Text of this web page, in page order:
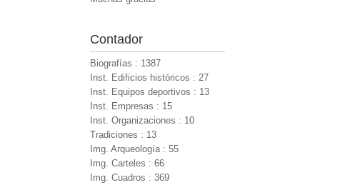
Contador
Biografías : 1387
Inst. Edificios históricos : 27
Inst. Equipos deportivos : 13
Inst. Empresas : 15
Inst. Organizaciones : 10
Tradiciones : 13
Img. Arqueología : 55
Img. Carteles : 66
Img. Cuadros : 369